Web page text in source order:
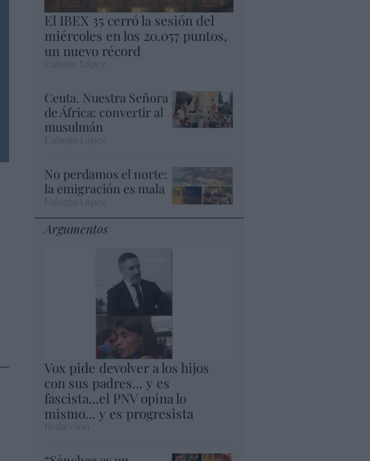
El IBEX 35 cerró la sesión del
miércoles en los 20.057 puntos,
un nuevo récord
Ceuta. Nuestra Señora
de África: convertir al
musulmán
No perdamos el norte:
la emigración es mala
Argumentos
Vox pide devolver a los hijos
con sus padres... y es
fascista...el PNV opina lo
mismo... y es progresista